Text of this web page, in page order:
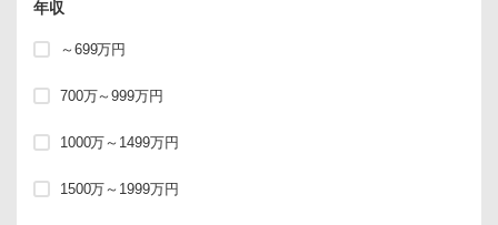
年収
～699万円
700万～999万円
1000万～1499万円
1500万～1999万円